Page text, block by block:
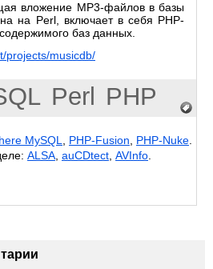
вложение MP3-файлов в базы
на Perl, включает в себя PHP-
баз данных.
projects/musicdb/
Perl PHP
MySQL PHP-Fusion PHP-Nuke
ALSA auCDtect AVInfo